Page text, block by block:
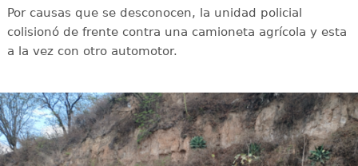
Por causas que se desconocen, la unidad policial
colisionó de frente contra una camioneta agrícola y esta
a la vez con otro automotor.